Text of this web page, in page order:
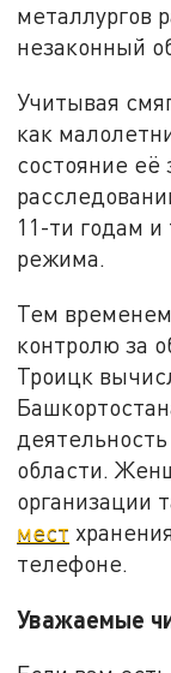
металлургов
незаконный
Учитывая
как
состояние её
11-ти годам
режима.
Тем
контролю за
Троицк
области.
организации
мест
телефоне.
Уважаемые